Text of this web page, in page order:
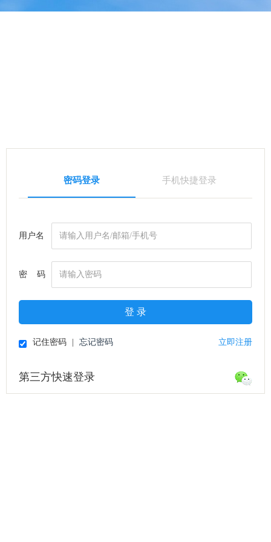
密码登录 手机快捷登录
用户名
密 码
登 录
记住密码 忘记密码 立即注册
第三方快速登录